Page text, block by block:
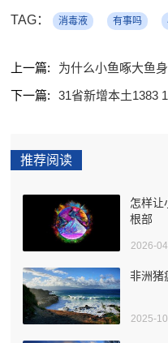
TAG： 消毒液 有事吗
上一篇:
为什么小鱼啄大鱼
下一篇:
31省新增本土1383
推荐阅读
怎样让
根部
2026-
非洲猪
2025-